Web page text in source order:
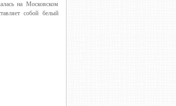
на Московском
собой белый